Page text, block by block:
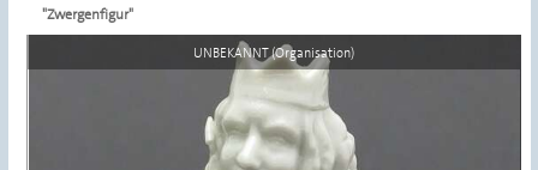
"Zwergenfigur"
UNBEKANNT (Organisation)